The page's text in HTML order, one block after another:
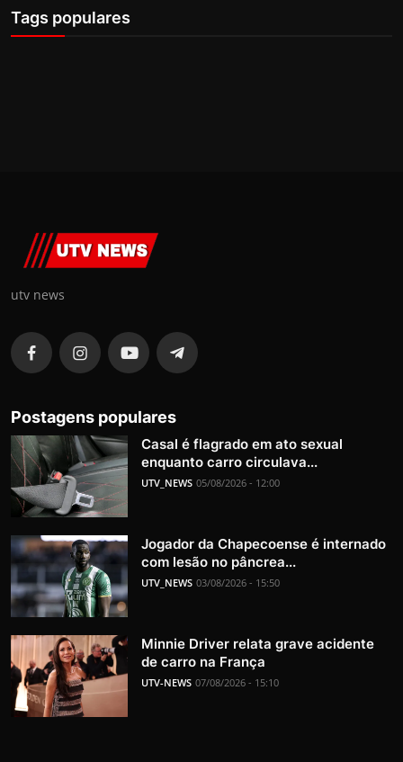
Tags populares
utv news
Postagens populares
Casal é flagrado em ato sexual
enquanto carro circulava...
UTV_NEWS 05/08/2026 - 12:00
Jogador da Chapecoense é internado
com lesão no pâncrea...
UTV_NEWS 03/08/2026 - 15:50
Minnie Driver relata grave acidente
de carro na França
UTV-NEWS 07/08/2026 - 15:10